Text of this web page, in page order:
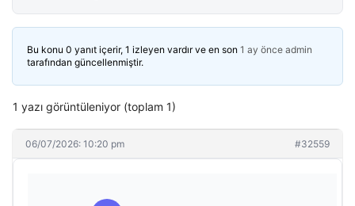
Bu konu 0 yanıt içerir, 1 izleyen vardır ve en son 1 ay önce admin
tarafından güncellenmiştir.
1 yazı görüntüleniyor (toplam 1)
06/07/2026: 10:20 pm #32559